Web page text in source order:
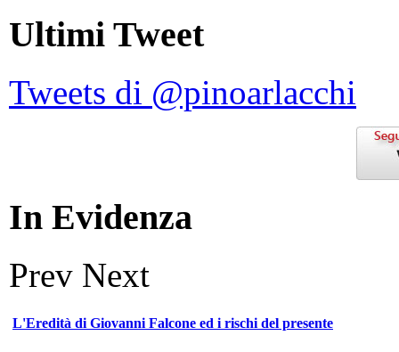
Ultimi Tweet
Tweets di @pinoarlacchi
In Evidenza
Prev Next
L'Eredità di Giovanni Falcone ed i rischi del presente